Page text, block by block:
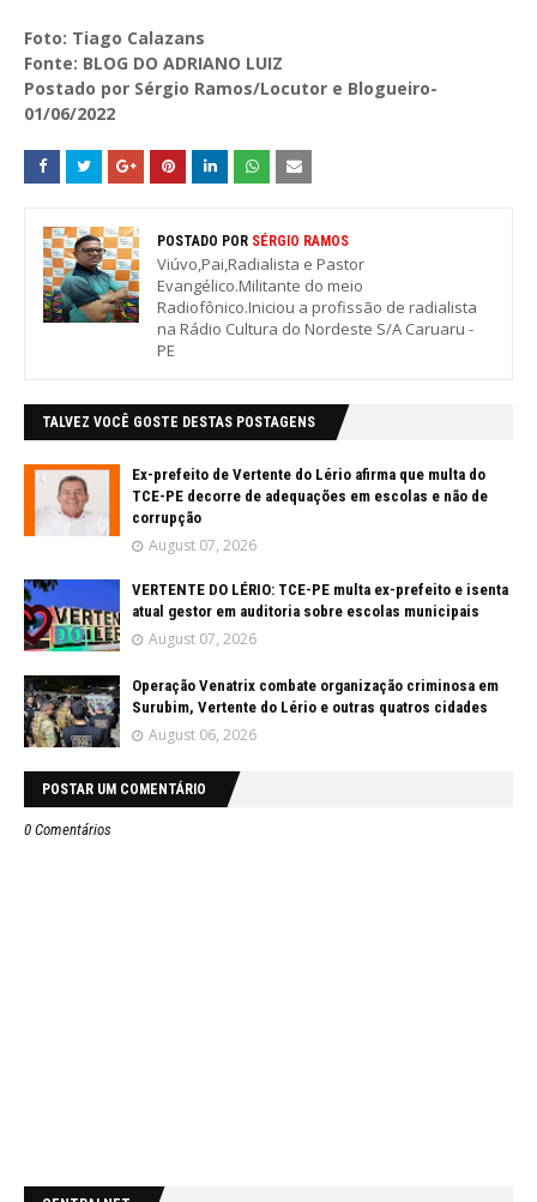
Foto: Tiago Calazans
Fonte: BLOG DO ADRIANO LUIZ
Postado por Sérgio Ramos/Locutor e Blogueiro-
01/06/2022
POSTADO POR SÉRGIO RAMOS
Viúvo,Pai,Radialista e Pastor
Evangélico.Militante do meio
Radiofônico.Iniciou a profissão de radialista
na Rádio Cultura do Nordeste S/A Caruaru -
PE
TALVEZ VOCÊ GOSTE DESTAS POSTAGENS
Ex-prefeito de Vertente do Lério afirma que multa do
TCE-PE decorre de adequações em escolas e não de
corrupção
August 07, 2026
VERTENTE DO LÉRIO: TCE-PE multa ex-prefeito e isenta
atual gestor em auditoria sobre escolas municipais
August 07, 2026
Operação Venatrix combate organização criminosa em
Surubim, Vertente do Lério e outras quatros cidades
August 06, 2026
POSTAR UM COMENTÁRIO
0 Comentários